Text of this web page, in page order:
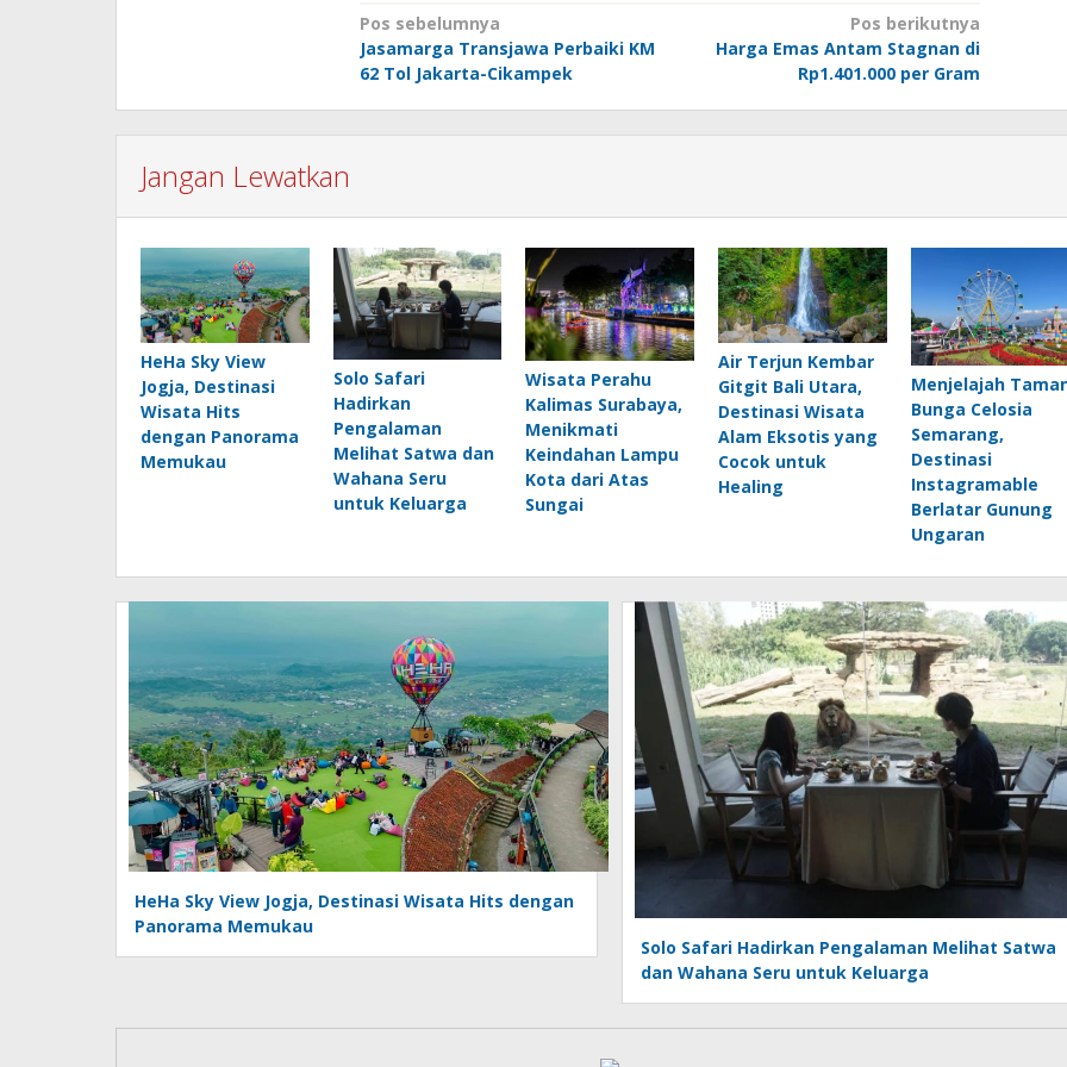
Navigasi
pos
Pos sebelumnya
Jasamarga Transjawa Perbaiki KM
62 Tol Jakarta-Cikampek
Pos berikutnya
Harga Emas Antam Stagnan di
Rp1.401.000 per Gram
Jangan Lewatkan
HeHa Sky View
Jogja, Destinasi
Wisata Hits
dengan Panorama
Memukau
Solo Safari
Hadirkan
Pengalaman
Melihat Satwa dan
Wahana Seru
untuk Keluarga
Wisata Perahu
Kalimas Surabaya,
Menikmati
Keindahan Lampu
Kota dari Atas
Sungai
Air Terjun Kembar
Gitgit Bali Utara,
Destinasi Wisata
Alam Eksotis yang
Cocok untuk
Healing
Menjelajah
Bunga Celosia
Semarang,
Destinasi
Instagramable
Berlatar Gunung
Ungaran
HeHa Sky View Jogja, Destinasi Wisata Hits dengan
Panorama Memukau
Solo Safari Hadirkan Pengalaman Melihat Satwa
dan Wahana Seru untuk Keluarga